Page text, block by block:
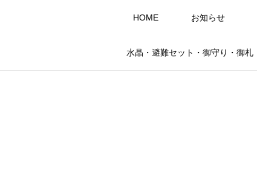
HOME お知らせ
水晶・避難セット・御守り・御札